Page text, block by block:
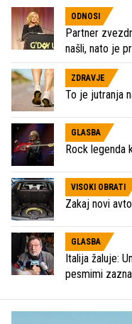
ODNOSI
Partner
našli, nato je
ZDRAVJE
To je jutranja
GLASBA
Rock legenda
VISOKI OBRATI
Zakaj novi
GLASBA
Italija žaluje:
pesmimi